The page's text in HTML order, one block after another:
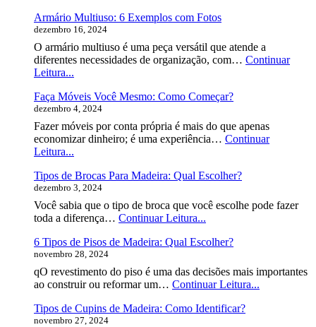
Armário Multiuso: 6 Exemplos com Fotos
dezembro 16, 2024
O armário multiuso é uma peça versátil que atende a
diferentes necessidades de organização, com… Continuar
Leitura...
6
Exemplos
com
Fotos
Faça Móveis Você Mesmo: Como Começar?
dezembro 4, 2024
Fazer móveis por conta própria é mais do que apenas
economizar dinheiro; é uma experiência… Continuar
Leitura...
Você
Mesmo:
Como
Começar?
Tipos de Brocas Para Madeira: Qual Escolher?
dezembro 3, 2024
Você sabia que o tipo de broca que você escolhe pode fazer
toda a diferença… Continuar Leitura...
Brocas
Madeira:
Qual
Escolher?
6 Tipos de Pisos de Madeira: Qual Escolher?
novembro 28, 2024
qO revestimento do piso é uma das decisões mais importantes
ao construir ou reformar um… Continuar Leitura...
Tipos de Cupins de Madeira: Como Identificar?
novembro 27, 2024